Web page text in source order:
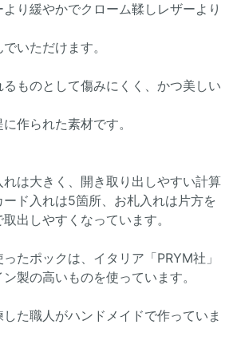
り緩やかでクローム鞣しレザーより
いただけます。
ものとして傷みにくく、かつ美しい
作られた素材です。
は大きく、開き取り出しやすい計算
ド入れは5箇所、お札入れは片方を
出しやすくなっています。
たポックは、イタリア「PRYM社」
製の高いものを使っています。
た職人がハンドメイドで作っていま